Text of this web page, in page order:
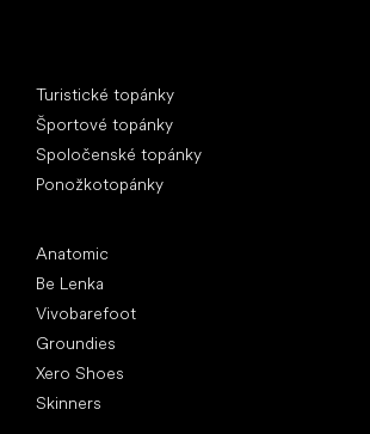
Turistické topánky
Športové topánky
Spoločenské topánky
Ponožkotopánky
Anatomic
Be Lenka
Vivobarefoot
Groundies
Xero Shoes
Skinners